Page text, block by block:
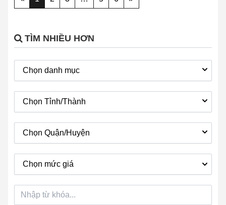
TÌM NHIỀU HƠN
Chọn danh mục
Chọn Tỉnh/Thành
Chọn Quận/Huyện
Chọn mức giá